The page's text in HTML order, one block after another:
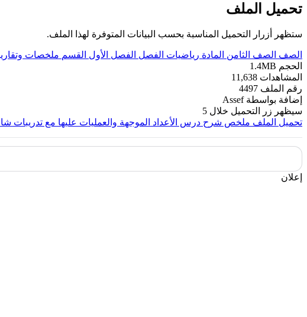
تحميل الملف
ستظهر أزرار التحميل المناسبة بحسب البيانات المتوفرة لهذا الملف.
الصف الصف الثامن المادة رياضيات الفصل الفصل الأول القسم ملخصات
الحجم 1.4MB
المشاهدات 11,638
رقم الملف 4497
إضافة بواسطة Assef
سيظهر زر التحميل خلال 5
تحميل الملف ملخص شرح درس الأعداد الموجهة والعمليات عليها مع تدريبات
إعلان